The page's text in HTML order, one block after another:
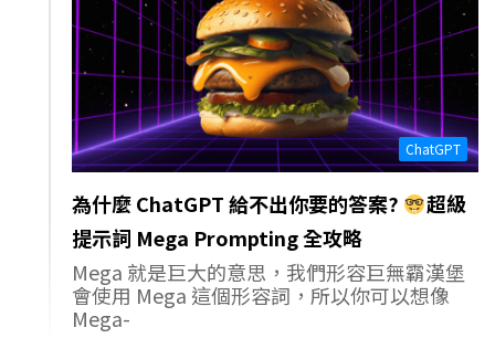
ChatGPT
為什麼 ChatGPT 給不出你要的答案?
超級
提示詞 Mega Prompting 全攻略
Mega 就是巨大的意思，我們形容巨無霸漢堡
會使用 Mega 這個形容詞，所以你可以想像
Mega-